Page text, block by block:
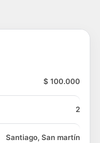
$ 100.000
2
Santiago, San martín